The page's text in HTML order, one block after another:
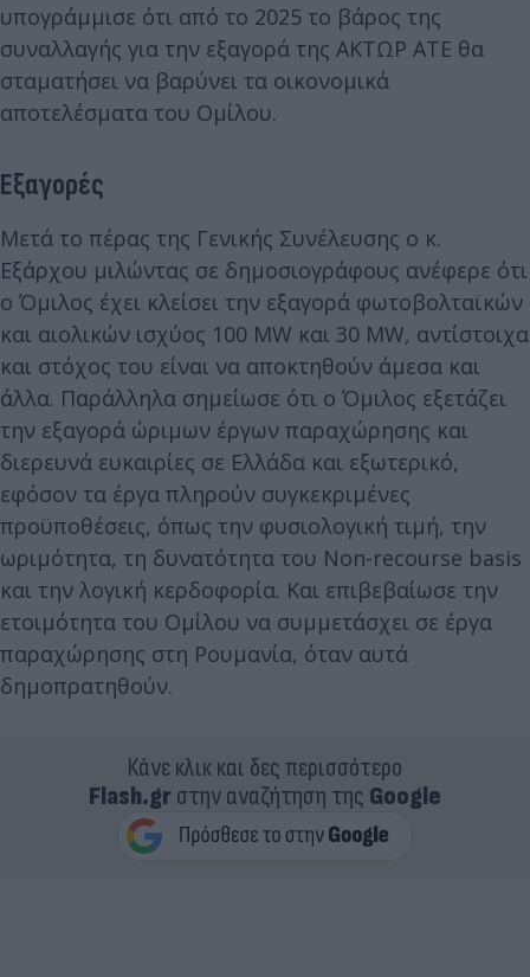
υπογράμμισε ότι από το 2025 το βάρος της
συναλλαγής για την εξαγορά της ΑΚΤΩΡ ΑΤΕ θα
σταματήσει να βαρύνει τα οικονομικά
αποτελέσματα του Ομίλου.
Εξαγορές
Μετά το πέρας της Γενικής Συνέλευσης ο κ.
Εξάρχου μιλώντας σε δημοσιογράφους ανέφερε ότι
ο Όμιλος έχει κλείσει την εξαγορά φωτοβολταϊκών
και αιολικών ισχύος 100 MW και 30 MW, αντίστοιχα
και στόχος του είναι να αποκτηθούν άμεσα και
άλλα. Παράλληλα σημείωσε ότι ο Όμιλος εξετάζει
την εξαγορά ώριμων έργων παραχώρησης και
διερευνά ευκαιρίες σε Ελλάδα και εξωτερικό,
εφόσον τα έργα πληρούν συγκεκριμένες
προϋποθέσεις, όπως την φυσιολογική τιμή, την
ωριμότητα, τη δυνατότητα του Non-recourse basis
και την λογική κερδοφορία. Και επιβεβαίωσε την
ετοιμότητα του Ομίλου να συμμετάσχει σε έργα
παραχώρησης στη Ρουμανία, όταν αυτά
δημοπρατηθούν.
Κάνε κλικ και δες περισσότερο
Flash.grστην αναζήτηση της Google